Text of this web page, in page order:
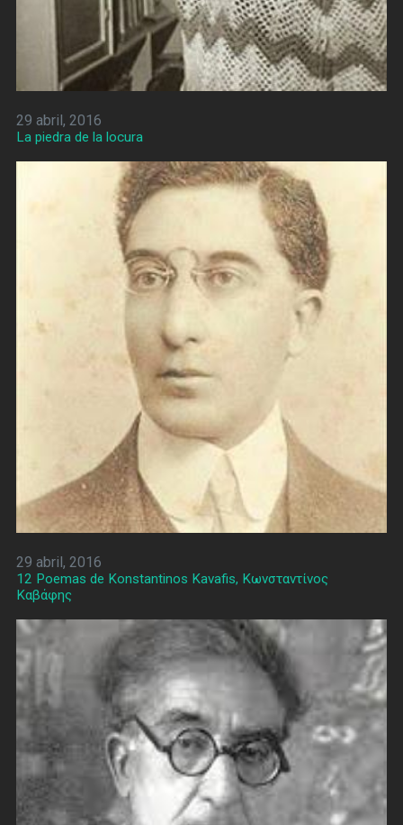
29 abril, 2016
La piedra de la locura
29 abril, 2016
12 Poemas de Konstantinos Kavafis, Κωνσταντίνος
Καβάφης